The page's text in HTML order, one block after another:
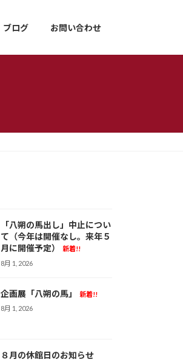
ブログ お問い合わせ
「八朔の馬出し」中止につい
て（今年は開催なし。来年５
月に開催予定）
新着!!
8月 1, 2026
企画展「八朔の馬」
新着!!
8月 1, 2026
８月の休館日のお知らせ